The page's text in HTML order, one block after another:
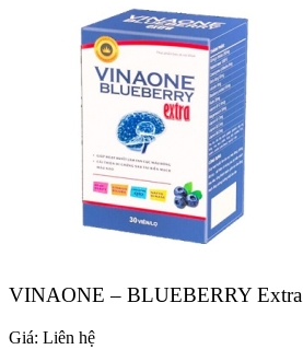
VINAONE – BLUEBERRY Extra
Giá: Liên hệ